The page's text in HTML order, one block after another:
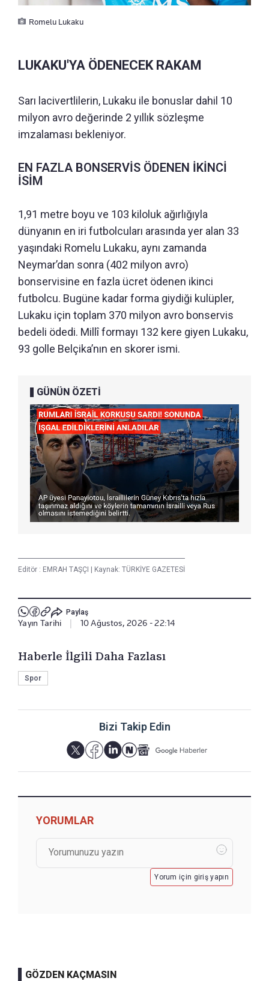
Romelu Lukaku
LUKAKU'YA ÖDENECEK RAKAM
Sarı lacivertlilerin, Lukaku ile bonuslar dahil 10
milyon avro değerinde 2 yıllık sözleşme
imzalaması bekleniyor.
EN FAZLA BONSERVİS ÖDENEN İKİNCİ
İSİM
1,91 metre boyu ve 103 kiloluk ağırlığıyla
dünyanın en iri futbolcuları arasında yer alan 33
yaşındaki Romelu Lukaku, aynı zamanda
Neymar’dan sonra (402 milyon avro)
bonservisine en fazla ücret ödenen ikinci
futbolcu. Bugüne kadar forma giydiği kulüpler,
Lukaku için toplam 370 milyon avro bonservis
bedeli ödedi. Millî formayı 132 kere giyen Lukaku,
93 golle Belçika’nın en skorer ismi.
GÜNÜN ÖZETİ
Editör : EMRAH TAŞÇI | Kaynak: TÜRKİYE GAZETESİ
Paylaş
Yayın Tarihi 10 Ağustos, 2026 - 22:14
Haberle İlgili Daha Fazlası
Spor
Bizi Takip Edin
YORUMLAR
Yorum için giriş yapın
GÖZDEN KAÇMASIN